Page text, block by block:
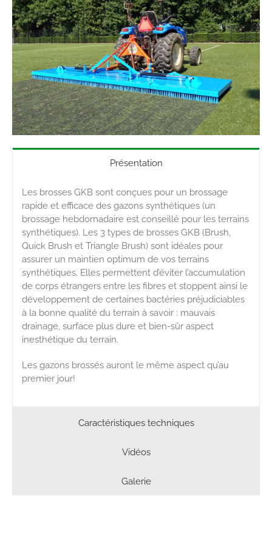
Présentation
Les brosses GKB sont conçues pour un brossage
rapide et efficace des gazons synthétiques (un
brossage hebdomadaire est conseillé pour les terrains
synthétiques). Les 3 types de brosses GKB (Brush,
Quick Brush et Triangle Brush) sont idéales pour
assurer un maintien optimum de vos terrains
synthétiques. Elles permettent d’éviter l’accumulation
de corps étrangers entre les fibres et stoppent ainsi le
développement de certaines bactéries préjudiciables
à la bonne qualité du terrain à savoir : mauvais
drainage, surface plus dure et bien-sûr aspect
inesthétique du terrain.
Les gazons brossés auront le même aspect qu’au
premier jour!
Caractéristiques techniques
Vidéos
Galerie